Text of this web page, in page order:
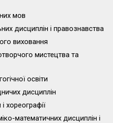
мов
дисциплін і правознавства
виховання
мистецтва та
освіти
дисциплін
хореографії
математичних дисциплін і